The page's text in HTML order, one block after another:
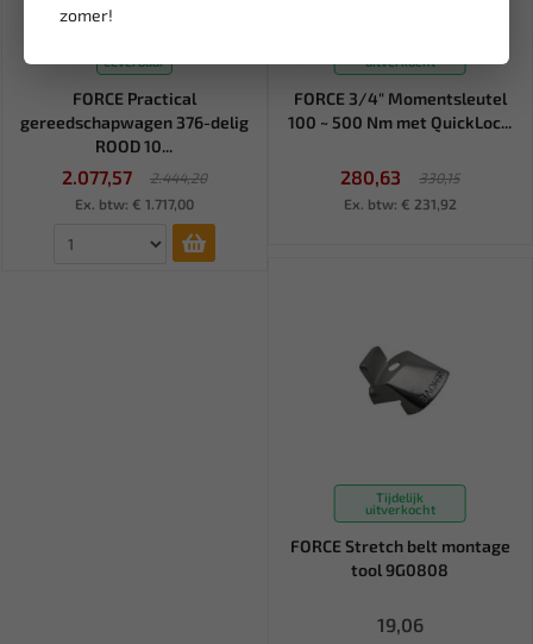
zomer!
Leverbaar
FORCE Practical
gereedschapwagen 376-delig
ROOD 10...
2.077,57
2.444,20
Ex. btw: € 1.717,00
uitverkocht
FORCE 3/4" Momentsleutel
100 ~ 500 Nm met QuickLoc...
280,63
330,15
Ex. btw: € 231,92
Tijdelijk
uitverkocht
FORCE Stretch belt montage
tool 9G0808
19,06